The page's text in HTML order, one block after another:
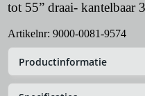
tot 55” draai- kantelbaar
Artikelnr: 9000-0081-9574
Productinformatie